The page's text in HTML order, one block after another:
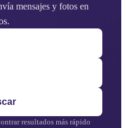
mensajes y fotos en
resultados más rápido